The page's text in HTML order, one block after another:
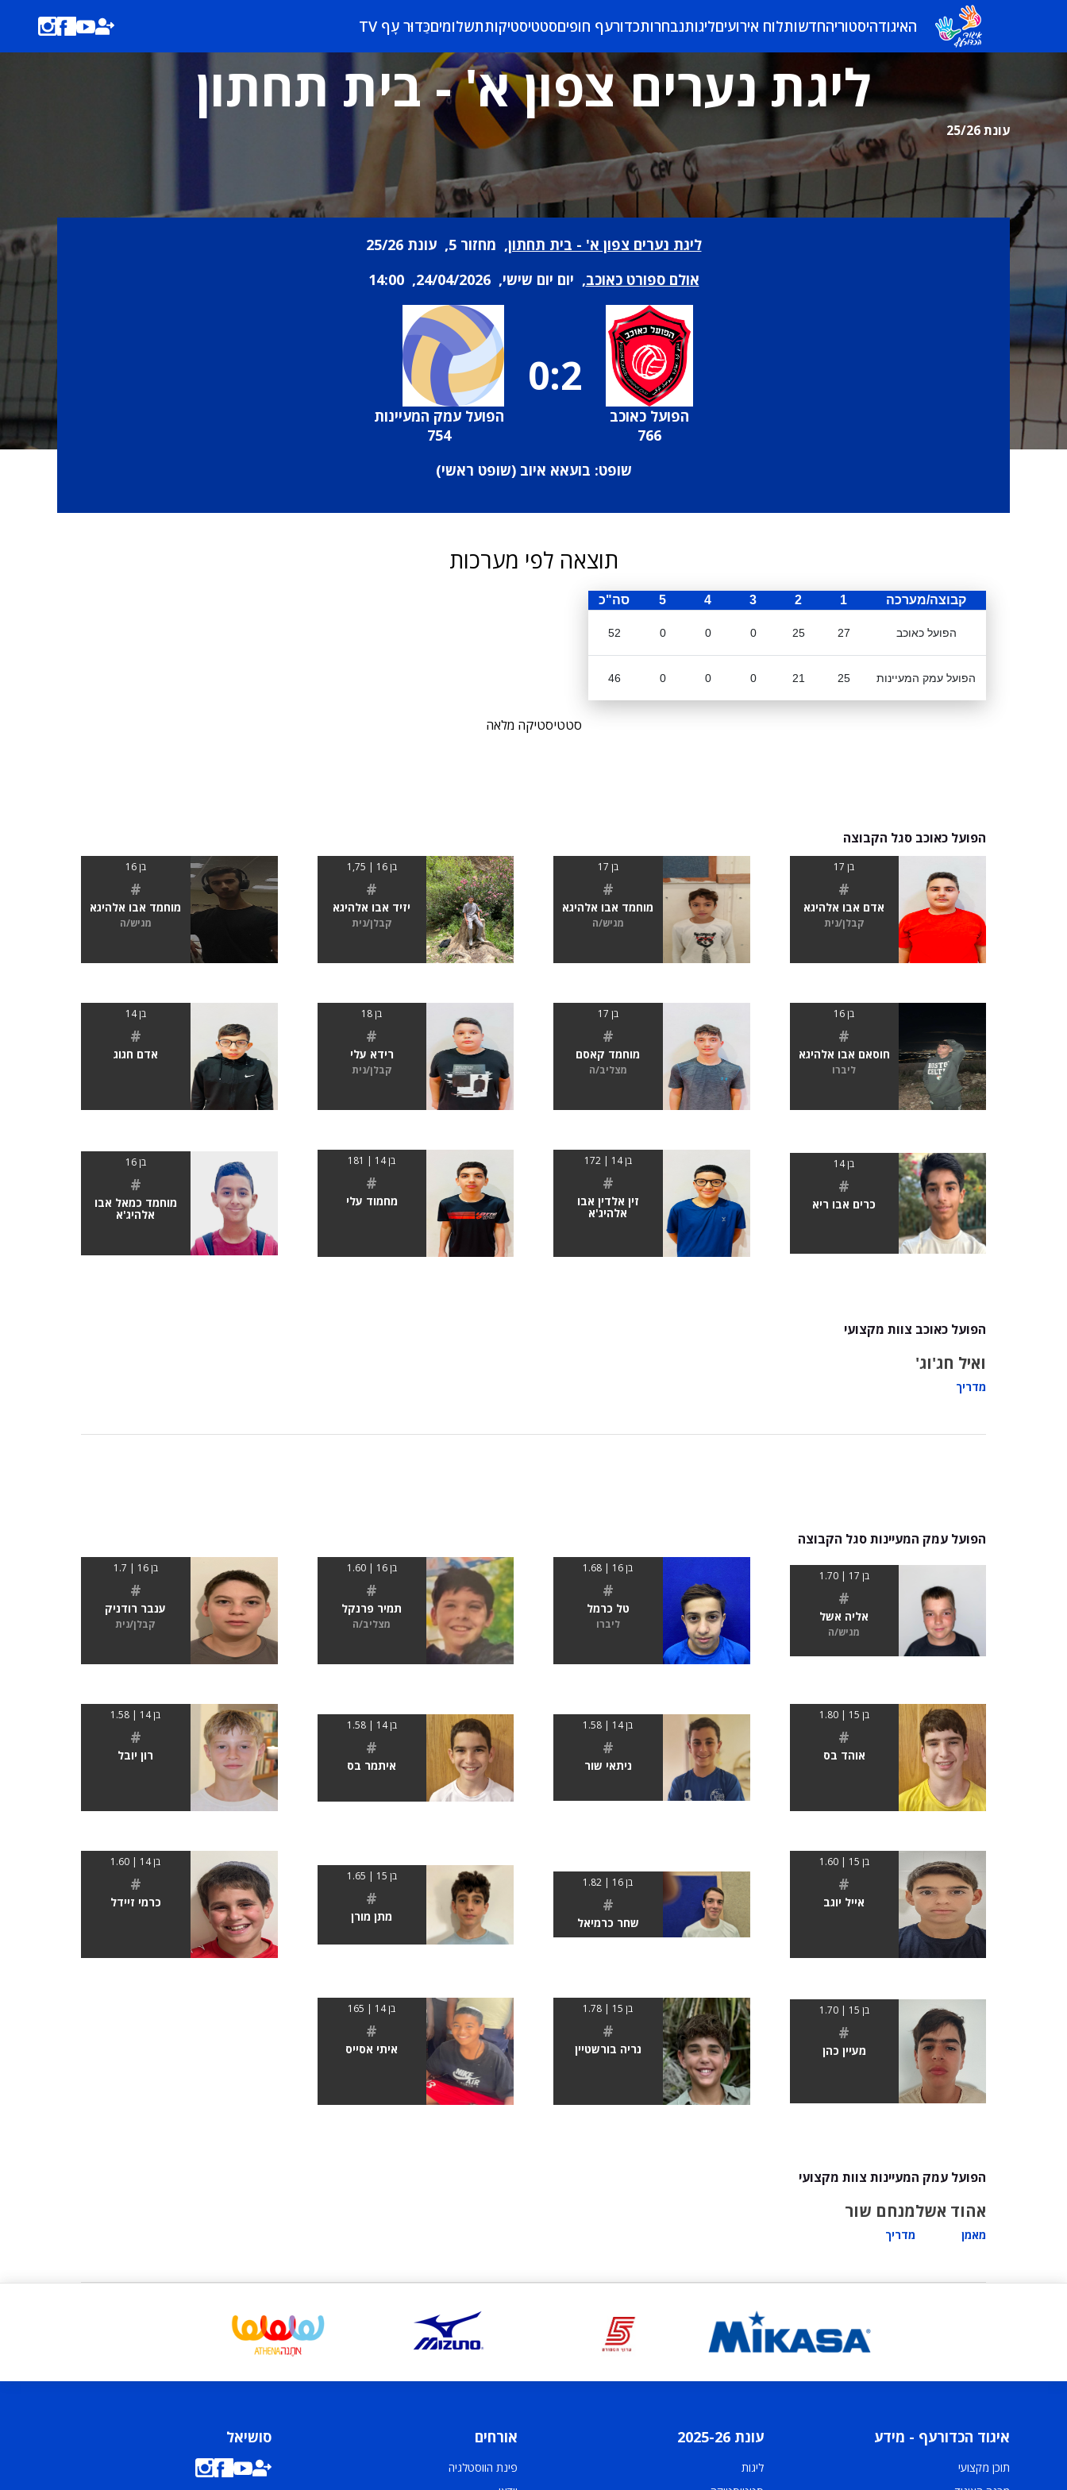
האיגודהיסטוריהחדשותלוח אירועיםליגותנבחרותכדורעף חופיםסטטיסטיקותתשלומיםכַּדוּר עָף TV
ליגת נערים צפון א' - בית תחתון
עונת 25/26
ליגת נערים צפון א' - בית תחתון, מחזור 5, עונת 25/26
אולם ספורט כאוכב, יום יום שישי, 24/04/2026, 14:00
הפועל כאוכב
766
0:2
הפועל עמק המעיינות
754
שופט: בועאא איוב (שופט ראשי)
תוצאה לפי מערכות
קבוצה/מערכה 1
2
3
4
5 סה"כ
הפועל כאוכב 27
25
0
0
0
52
הפועל עמק המעיינות 25
21
0
0
0
46
סטטיסטיקה מלאה
הפועל כאוכב סגל הקבוצה
בן 17
#
אדם אבו אלהיגא
קבלן/נית
בן 17
#
מוחמד אבו אלהיגא
מגיש/ה
בן 16 | 1,75
#
יזיד אבו אלהיגא
קבלן/נית
בן 16
#
מוחמד אבו אלהיגא
מגיש/ה
בן 16
#
חוסאם אבו אלהיגא
ליברו
בן 17
#
מוחמד קאסם
מצליב/ה
בן 18
#
רידא עלי
קבלן/נית
בן 14
#
אדם חגוג
בן 14
#
כרים אבו ריא
בן 14 | 172
#
זין אלדין אבו
אלהיג'א
בן 14 | 181
#
מחמוד עלי
בן 16
#
מוחמד כמאל אבו
אלהיג'א
הפועל כאוכב צוות מקצועי
ואיל חג'וג'
מדריך
הפועל עמק המעיינות סגל הקבוצה
בן 17 | 1.70
#
אליה אשל
מגיש/ה
בן 16 | 1.68
#
טל כרמל
ליברו
בן 16 | 1.60
#
תמיר פרנקל
מצליב/ה
בן 16 | 1.7
#
ענבר רודניק
קבלן/נית
בן 15 | 1.80
#
אוהד בס
בן 14 | 1.58
#
ניתאי שור
בן 14 | 1.58
#
איתמר בס
בן 14 | 1.58
#
רון יובל
בן 15 | 1.60
#
אייל יוגב
בן 16 | 1.82
#
שחר כרמיאל
בן 15 | 1.65
#
מתן מורן
בן 14 | 1.60
#
כרמי זיידל
בן 15 | 1.70
#
מעיין כהן
בן 15 | 1.78
#
נריה בורשטיין
בן 14 | 165
#
איתי אסייס
הפועל עמק המעיינות צוות מקצועי
אהוד אשל
מאמן
מנחם שור
מדריך
איגוד הכדורעף - מידע
תוכן מקצועי
עונת 2025-26
ליגות
אורחים
פינת הווסטלגיה
סושיאל